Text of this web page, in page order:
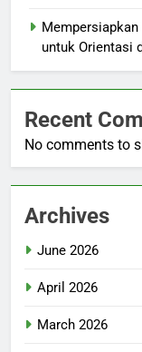
Mempersiapkan
untuk Orientasi
Recent
No comments to
Archives
June 2026
April 2026
March 2026